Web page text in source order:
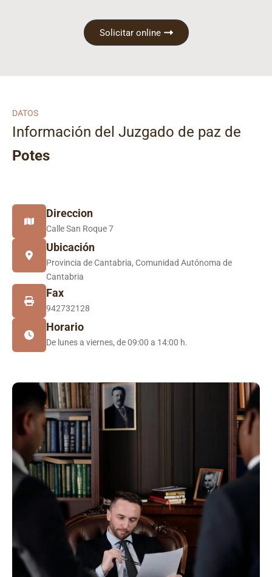
Solicitar online
DATOS
Información del Juzgado de paz de
Potes
Direccion
Calle San Roque 7
Ubicación
Provincia de Cantabria, Comunidad Autónoma de
Cantabria
Fax
942732128
Horario
De lunes a viernes, de 09:00 a 14:00 h.